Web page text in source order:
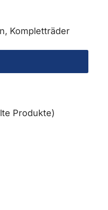
Kompletträder
Produkte)